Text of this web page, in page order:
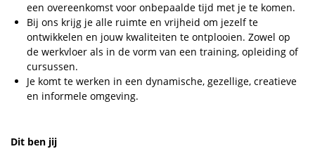
een overeenkomst voor onbepaalde tijd met je te komen.
Bij ons krijg je alle ruimte en vrijheid om jezelf te
ontwikkelen en jouw kwaliteiten te ontplooien. Zowel op
de werkvloer als in de vorm van een training, opleiding of
cursussen.
Je komt te werken in een dynamische, gezellige, creatieve
en informele omgeving.
Dit ben jij